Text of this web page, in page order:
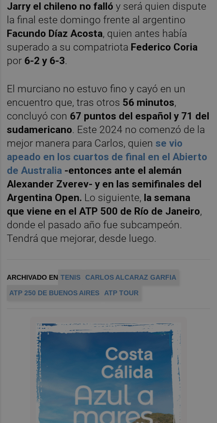
Jarry el chileno no falló y será quien dispute
la final este domingo frente al argentino
Facundo Díaz Acosta, quien antes había
superado a su compatriota Federico Coria
por 6-2 y 6-3.
El murciano no estuvo fino y cayó en un
encuentro que, tras otros 56 minutos,
concluyó con 67 puntos del español y 71 del
sudamericano. Este 2024 no comenzó de la
mejor manera para Carlos, quiense vio
apeado en los cuartos de final en el Abierto
de Australia -entonces ante el alemán
Alexander Zverev- y en las semifinales del
Argentina Open. Lo siguiente, la semana
que viene en el ATP 500 de Río de Janeiro,
donde el pasado año fue subcampeón.
Tendrá que mejorar, desde luego.
ARCHIVADO EN TENIS
CARLOS ALCARAZ GARFIA
ATP 250 DE BUENOS AIRES
ATP TOUR